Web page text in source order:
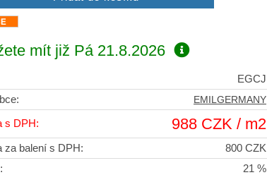
mít již Pá 21.8.2026
EGCJ
EMILGERMANY
s DPH: 988 CZK / m2
za balení s DPH:
800 CZK
21 %